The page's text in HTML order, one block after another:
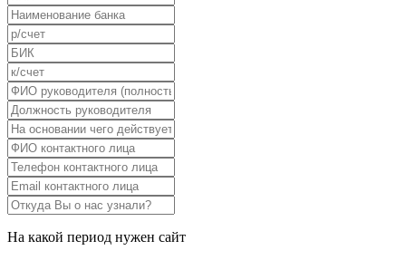
На какой период нужен сайт